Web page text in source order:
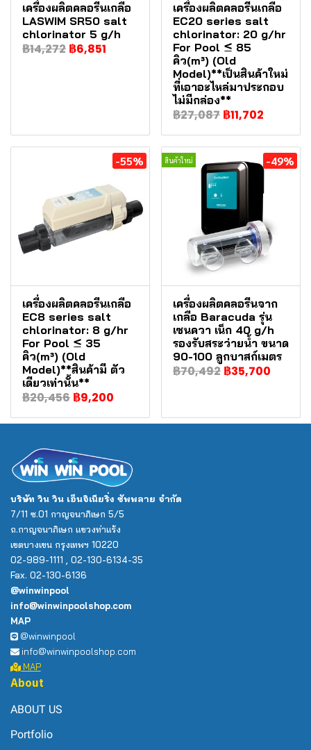
เครื่องผลิตคลอรีนเกลือ
LASWIM SR50 salt
chlorinator 5 g/h
฿14,272 ฿6,851
เครื่องผลิตคลอรีนเกลือ
EC20 series salt
chlorinator: 20 g/hr
For Pool ≤ 85
คิว(m³) (Old
Model)**เป็นสินค้าใหม่
ที่เอาอะไหล่มาประกอบ
ไม่มีกล่อง**
฿27,087 ฿11,702
-55%
เครื่องผลิตคลอรีนเกลือ
EC8 series salt
chlorinator: 8 g/hr
For Pool ≤ 35
คิว(m³) (Old
Model)**สินค้ามี ตัว
เดียวเท่านั้น**
฿20,456 ฿9,200
สินค้าใหม่ -49%
เครื่องผลิตคลอรีนจาก
เกลือ Baracuda รุ่น
เซนควา เน็ก 40 g/h
รองรับสระว่ายน้ำ ขนาด
90-100 ลูกบาสก์เมตร
฿70,492 ฿35,700
บริษัท วิน วิน เอ็นจิเนียริ่ง ซัพพลาย จำกัด
7/11 ซ.01 กาญจนาภิเษก 5/5
ถ.กาญจนาภิเษก แขวงท่าแร้ง
เขตบางเขน กรุงเทพฯ 10220
02-989-1111 , 02-130-6134-35
Fax. 02-130-6136
@winwinpool
info@winwinpoolshop.com
MAP
@winwinpool
info@winwinpoolshop.com
MAP
About
ABOUT US
Portfolio